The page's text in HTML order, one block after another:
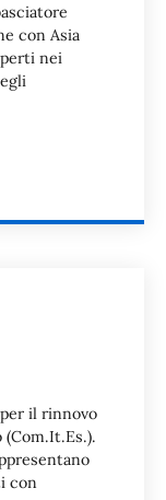
con Asia
nei
il rinnovo
con